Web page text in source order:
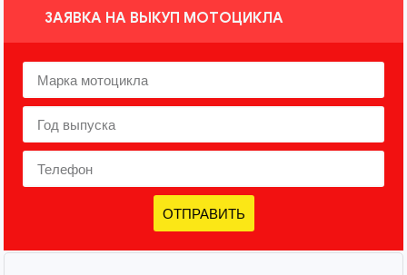
ЗАЯВКА НА ВЫКУП МОТОЦИКЛА
ОТПРАВИТЬ